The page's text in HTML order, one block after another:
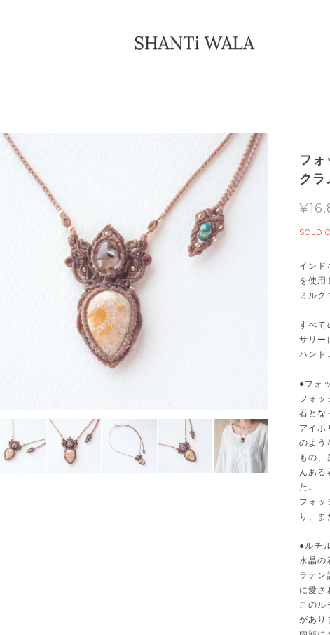
フ
クラ
SOLD
インド
を使用
ミルク
すべて
サリー
ハンド
●フォ
フォッ
石とな
アイボ
のよう
もの、
んある
た。
フォッ
り、ま
●ルチ
水晶の
ラテン
に愛さ
このル
があり